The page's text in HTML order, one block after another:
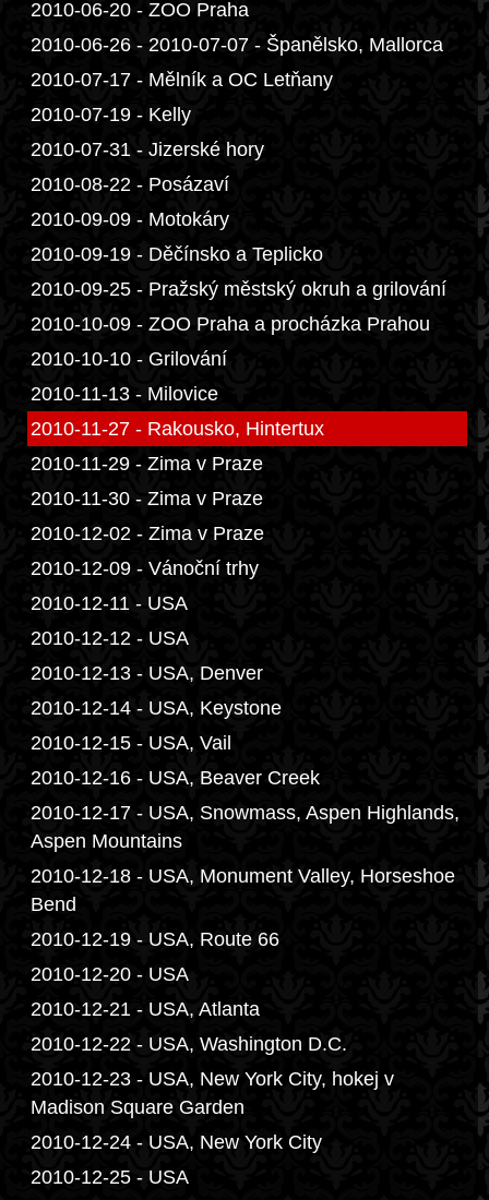
2010-06-20 - ZOO Praha
2010-06-26 - 2010-07-07 - Španělsko, Mallorca
2010-07-17 - Mělník a OC Letňany
2010-07-19 - Kelly
2010-07-31 - Jizerské hory
2010-08-22 - Posázaví
2010-09-09 - Motokáry
2010-09-19 - Děčínsko a Teplicko
2010-09-25 - Pražský městský okruh a grilování
2010-10-09 - ZOO Praha a procházka Prahou
2010-10-10 - Grilování
2010-11-13 - Milovice
2010-11-27 - Rakousko, Hintertux
2010-11-29 - Zima v Praze
2010-11-30 - Zima v Praze
2010-12-02 - Zima v Praze
2010-12-09 - Vánoční trhy
2010-12-11 - USA
2010-12-12 - USA
2010-12-13 - USA, Denver
2010-12-14 - USA, Keystone
2010-12-15 - USA, Vail
2010-12-16 - USA, Beaver Creek
2010-12-17 - USA, Snowmass, Aspen Highlands,
Aspen Mountains
2010-12-18 - USA, Monument Valley, Horseshoe
Bend
2010-12-19 - USA, Route 66
2010-12-20 - USA
2010-12-21 - USA, Atlanta
2010-12-22 - USA, Washington D.C.
2010-12-23 - USA, New York City, hokej v
Madison Square Garden
2010-12-24 - USA, New York City
2010-12-25 - USA